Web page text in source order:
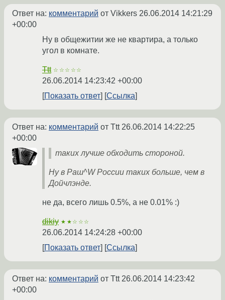
Ответ на: комментарий от Vikkers 26.06.2014 14:21:29
+00:00
Ну в общежитии же не квартира, а только
угол в комнате.
Ttt ☆☆☆☆☆
26.06.2014 14:23:42 +00:00
Показать ответ
Ссылка
Ответ на: комментарий от Ttt26.06.2014 14:22:25
+00:00
таких лучше обходить стороной.
Ну в Раш^W России таких больше, чем в
Дойчлэнде.
не да, всего лишь 0.5%, а не 0.01% :)
dikiy ★★☆☆☆
26.06.2014 14:24:28 +00:00
Показать ответ
Ссылка
Ответ на: комментарий от Ttt26.06.2014 14:23:42
+00:00